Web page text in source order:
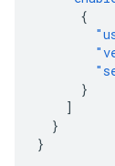
{
}
]
}
}